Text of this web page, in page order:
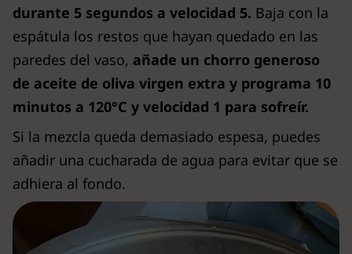
durante 5 segundos a velocidad 5. Baja con la
espátula los restos que hayan quedado en las
paredes del vaso, añade un chorro generoso
de aceite de oliva virgen extra y programa 10
minutos a 120°C y velocidad 1 para sofreír.
Si la mezcla queda demasiado espesa, puedes
añadir una cucharada de agua para evitar que se
adhiera al fondo.